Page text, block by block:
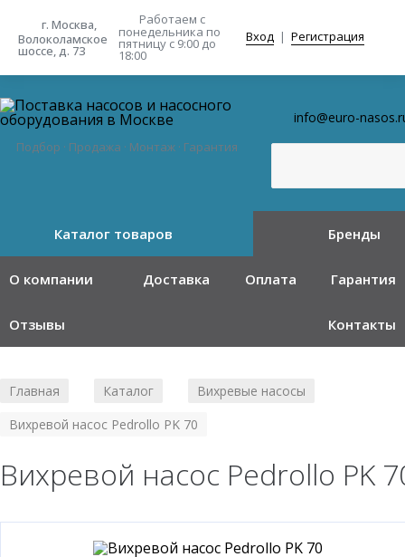
г. Москва,
Волоколамское
шоссе, д. 73
Работаем с
понедельника по
пятницу с 9:00 до
18:00
Вход | Регистрация
Подбор · Продажа · Монтаж · Гарантия
info@euro-
Каталог товаров Бренды
О компании Доставка Оплата Гарантия
Отзывы Контакты
Главная Каталог Вихревые насосы
Вихревой насос Pedrollo PK 70
Вихревой насос Pedrollo PK